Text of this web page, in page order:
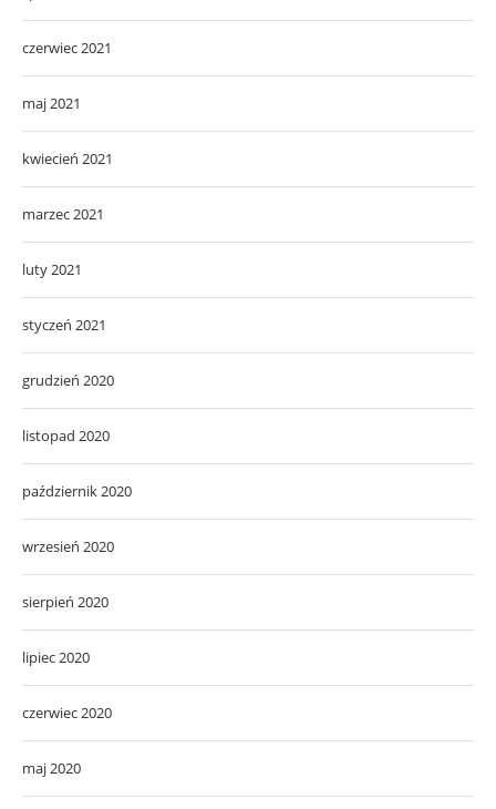
czerwiec 2021
maj 2021
kwiecień 2021
marzec 2021
luty 2021
styczeń 2021
grudzień 2020
listopad 2020
październik 2020
wrzesień 2020
sierpień 2020
lipiec 2020
czerwiec 2020
maj 2020